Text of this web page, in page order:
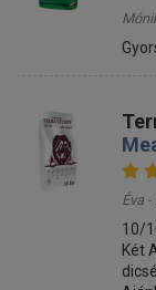
Éva
10/
Két